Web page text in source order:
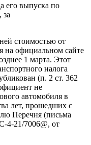
его выпуска по
за
стоимостью от
на официальном сайте
1 марта. Этот
налога
(п. 2 ст. 362
не
автомобиля в
лет, прошедших с
Перечня (письма
4-21/7006@, от